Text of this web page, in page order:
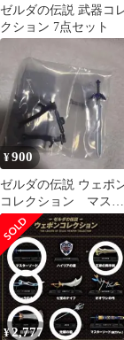
ゼルダの伝説 武器コ
クション 7点セット
¥900
ゼルダの伝説 ウェポ
コレクション マスタ
ーソード
¥ 2,777